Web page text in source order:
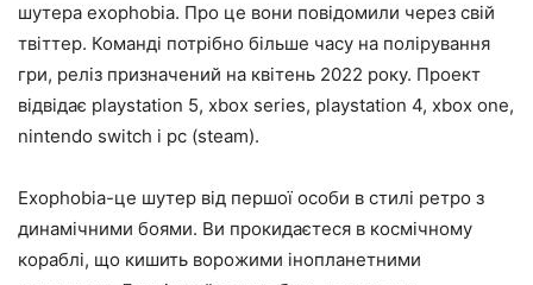
шутера exophobia. Про це вони повідомили через свій
твіттер. Команді потрібно більше часу на полірування
гри, реліз призначений на квітень 2022 року. Проект
відвідає playstation 5, xbox series, playstation 4, xbox one,
nintendo switch і pc (steam).
Exophobia-це шутер від першої особи в стилі ретро з
динамічними боями. Ви прокидаєтеся в космічному
кораблі, що кишить ворожими інопланетними